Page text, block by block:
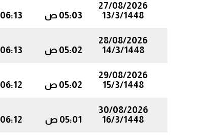
27/08/2026
13/3/1448
05:03 ص 06:13 ص
28/08/2026
14/3/1448
05:02 ص 06:13 ص
29/08/2026
15/3/1448
05:02 ص 06:12 ص
30/08/2026
16/3/1448
05:01 ص 06:12 ص